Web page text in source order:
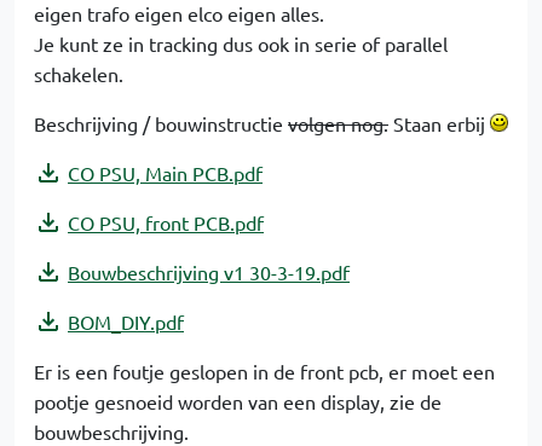
eigen trafo eigen elco eigen alles.
Je kunt ze in tracking dus ook in serie of parallel
schakelen.
Beschrijving / bouwinstructie volgen nog. Staan erbij
CO PSU, Main PCB.pdf
CO PSU, front PCB.pdf
Bouwbeschrijving v1 30-3-19.pdf
BOM_DIY.pdf
Er is een foutje geslopen in de front pcb, er moet een
pootje gesnoeid worden van een display, zie de
bouwbeschrijving.